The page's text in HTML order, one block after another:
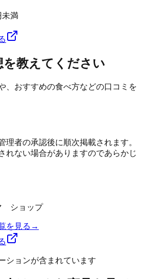
未満
を教えてください
、おすすめの食べ方などの口コミを
者の承認後に順次掲載されます。
れない場合がありますのであらかじ
ショップ
を見る →
ションが含まれています